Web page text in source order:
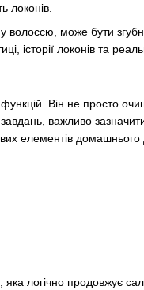
локонів.
волоссю, може бути
історії локонів та
Він не просто
важливо
елементів домашнього
логічно продовжує